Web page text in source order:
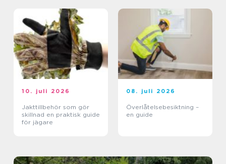
10. juli 2026
Jakttillbehör som gör
skillnad en praktisk guide
för jägare
08. juli 2026
Överlåtelsebesiktning –
en guide